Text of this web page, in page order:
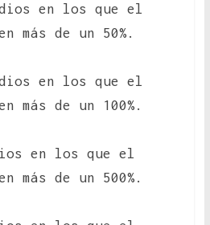
en los que el
más de un 50%.
en los que el
más de un 100%.
en los que el
más de un 500%.